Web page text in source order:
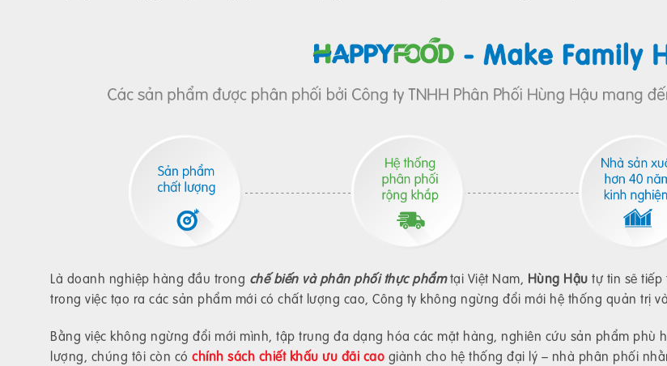
Là doanh nghiệp hàng đầu trong chế biến và phân phối thực phẩmtại Việt Nam, Hùng Hậu tự tin sẽ
trong việc tạo ra các sản phẩm mới có chất lượng cao, Công ty không ngừng đổi mới hệ thống quản trị
Bằng việc không ngừng đổi mới mình, tập trung đa dạng hóa các mặt hàng, nghiên cứu sản phẩm
lượng, chúng tôi còn có chính sách chiết khấu ưu đãi cao giành cho hệ thống đại lý – nhà phân phối